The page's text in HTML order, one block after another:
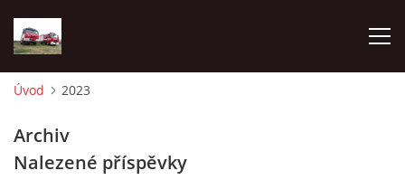
HISTORIE
Úvod 2023
Archiv
Nalezené příspěvky